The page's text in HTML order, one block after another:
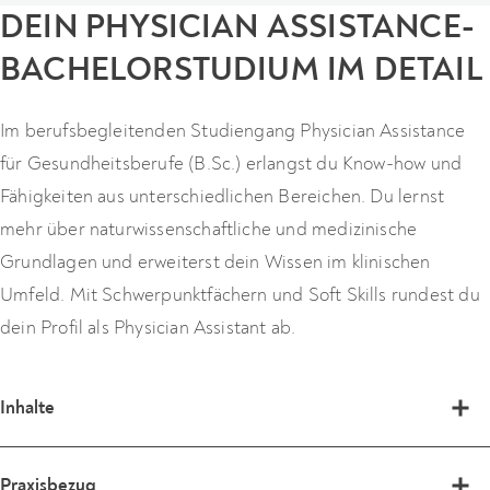
eingesetzt werden. Setze deinen Schwerpunkt und komme
dem Versorgungsauftrag in Zukunft in qualitativ hohem
Als Arztassistent:innen wirst du häufig für folgende
Tätigkeiten eingesetzt:
OP-Unterlagen auf ihre Vollständigkeit zu überprüfen
(u.a. Prämedikation, chirurgische Aufklärung, aktuelles
Labor, Röntgenbilder, CT/MRT),
fachliche Protokolle und Dokumentationen der
Assistenz bei der Durchführung der Erst-Anamnese,
Weitergabe medizinischer Informationen
adressatengerecht und im Sinne einer
Infos zum Masterstudium
DEIN PHYSICIAN ASSISTANCE-
BACHELORSTUDIUM IM DETAIL
Im berufsbegleitenden Studiengang Physician Assistance
für Gesundheitsberufe (B.Sc.) erlangst du Know-how und
Fähigkeiten aus unterschiedlichen Bereichen. Du lernst
mehr über naturwissenschaftliche und medizinische
Grundlagen und erweiterst dein Wissen im klinischen
Umfeld. Mit Schwerpunktfächern und Soft Skills rundest du
dein Profil als Physician Assistant ab.
Inhalte
Praxisbezug